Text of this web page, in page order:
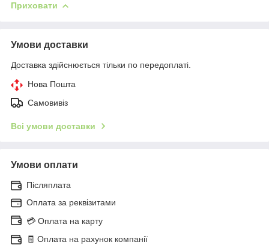
Приховати
Умови доставки
Доставка здійснюється тільки по передоплаті.
Нова Пошта
Самовивіз
Всі умови доставки
Умови оплати
Післяплата
Оплата за реквізитами
💳 Оплата на карту
🧾 Оплата на рахунок компанії